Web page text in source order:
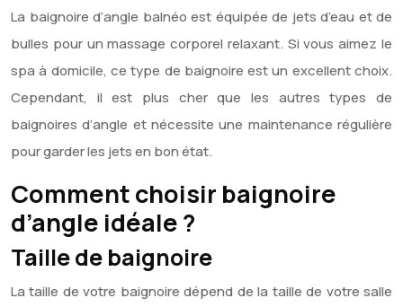
La baignoire d’angle balnéo est équipée de jets d’eau et de
bulles pour un massage corporel relaxant. Si vous aimez le
spa à domicile, ce type de baignoire est un excellent choix.
Cependant, il est plus cher que les autres types de
baignoires d’angle et nécessite une maintenance régulière
pour garder les jets en bon état.
Comment choisir baignoire
d’angle idéale ?
Taille de baignoire
La taille de votre baignoire dépend de la taille de votre salle